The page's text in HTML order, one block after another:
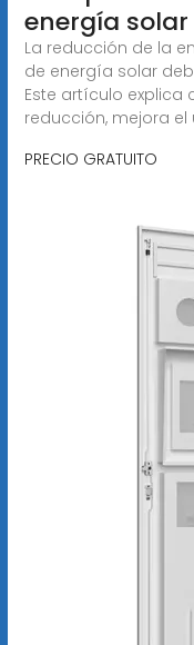
energía
La reducción de la
de energía solar
Este artículo explica
reducción, mejora el
PRECIO GRATUITO